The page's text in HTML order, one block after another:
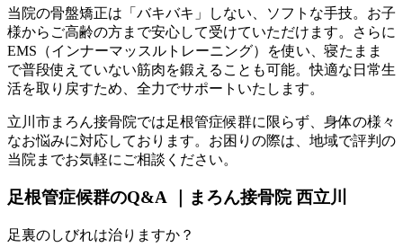
当院の骨盤矯正は「バキバキ」しない、ソフトな手技。お子
様からご高齢の方まで安心して受けていただけます。さらに
EMS（インナーマッスルトレーニング）を使い、寝たまま
で普段使えていない筋肉を鍛えることも可能。快適な日常生
活を取り戻すため、全力でサポートいたします。
立川市まろん接骨院では足根管症候群に限らず、身体の様々
なお悩みに対応しております。お困りの際は、地域で評判の
当院までお気軽にご相談ください。
足根管症候群のQ&A ｜まろん接骨院 西立川
足裏のしびれは治りますか？